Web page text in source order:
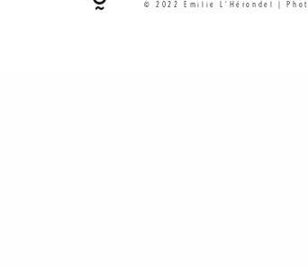
© 2022 Emilie L'Hérondel |